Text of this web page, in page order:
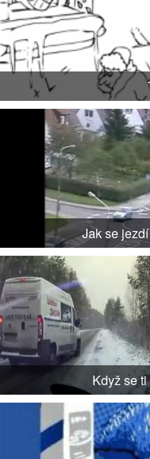
Jak se
Když se